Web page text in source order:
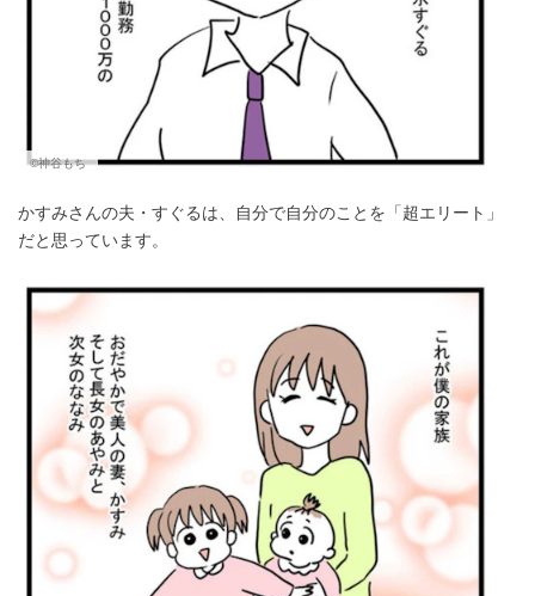
©神谷もち
かすみさんの夫・すぐるは、自分で自分のことを「超エリート」
だと思っています。